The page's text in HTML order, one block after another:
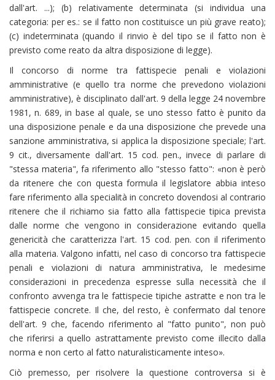
dall'art. ...); (b) relativamente determinata (si individua una
categoria: per es.: se il fatto non costituisce un più grave reato);
(c) indeterminata (quando il rinvio è del tipo se il fatto non è
previsto come reato da altra disposizione di legge).
Il concorso di norme tra fattispecie penali e violazioni
amministrative (e quello tra norme che prevedono violazioni
amministrative), è disciplinato dall'art. 9 della legge 24 novembre
1981, n. 689, in base al quale, se uno stesso fatto è punito da
una disposizione penale e da una disposizione che prevede una
sanzione amministrativa, si applica la disposizione speciale; l'art.
9 cit., diversamente dall'art. 15 cod. pen., invece di parlare di
"stessa materia", fa riferimento allo "stesso fatto": «non è però
da ritenere che con questa formula il legislatore abbia inteso
fare riferimento alla specialità in concreto dovendosi al contrario
ritenere che il richiamo sia fatto alla fattispecie tipica prevista
dalle norme che vengono in considerazione evitando quella
genericità che caratterizza l'art. 15 cod. pen. con il riferimento
alla materia. Valgono infatti, nel caso di concorso tra fattispecie
penali e violazioni di natura amministrativa, le medesime
considerazioni in precedenza espresse sulla necessità che il
confronto avvenga tra le fattispecie tipiche astratte e non tra le
fattispecie concrete. Il che, del resto, è confermato dal tenore
dell'art. 9 che, facendo riferimento al "fatto punito", non può
che riferirsi a quello astrattamente previsto come illecito dalla
norma e non certo al fatto naturalisticamente inteso».
Ciò premesso, per risolvere la questione controversa si è